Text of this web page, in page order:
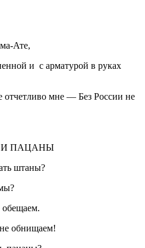
Ате,
и с арматурой в руках
мне — Без России не
ПАЦАНЫ
штаны?
обнищаем!